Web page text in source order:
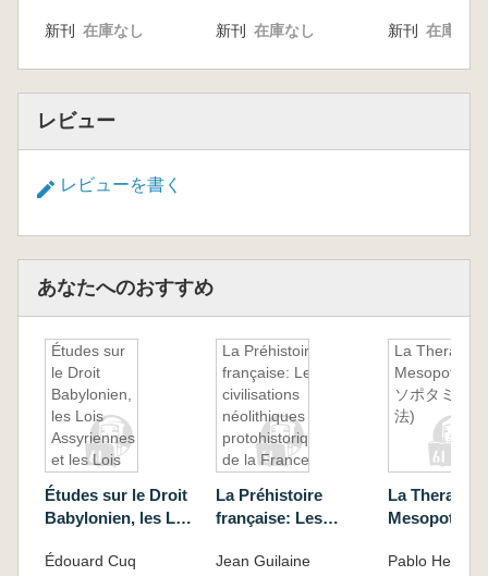
Helsinki, July 2-6,
新刊 在庫なし 新刊 在庫なし
University of
July, 1976
新刊 在庫なし
レビュー
レビューを書く
あなたへのおすすめ
Études sur
le Droit
Babylonien,
les Lois
Assyriennes
et les Lois
Hittites
Études sur le Droit
Babylonien, les Lois
Lois Hittites
Édouard Cuq
La Préhistoire
française: Les
civilisations
néolithiques et
protohistoriques
de la France,
direction de
Jean Guilaine
La Préhistoire
française: Les
néolithiques et
Jean Guilaine
La
ソポタミア
法)
La
Pablo Herrero